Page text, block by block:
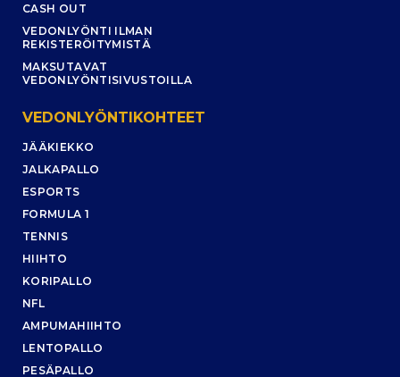
CASH OUT
VEDONLYÖNTI ILMAN
REKISTERÖITYMISTÄ
MAKSUTAVAT
VEDONLYÖNTISIVUSTOILLA
VEDONLYÖNTIKOHTEET
JÄÄKIEKKO
JALKAPALLO
ESPORTS
FORMULA 1
TENNIS
HIIHTO
KORIPALLO
NFL
AMPUMAHIIHTO
LENTOPALLO
PESÄPALLO